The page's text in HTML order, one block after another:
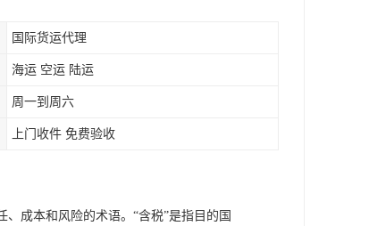
国际货运代理
海运 空运 陆运
周一到周六
上门收件 免费验收
成本和风险的术语。“含税”是指目的国